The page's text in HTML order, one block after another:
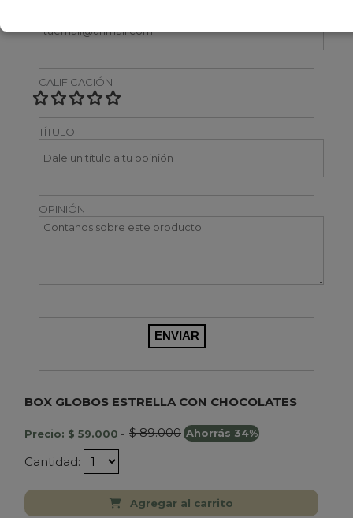
CALIFICACIÓN
TÍTULO
OPINIÓN
BOX GLOBOS ESTRELLA CON CHOCOLATES
Precio: $ 59.000 - $ 89.000 Ahorrás 34%
Cantidad:
Agregar al carrito